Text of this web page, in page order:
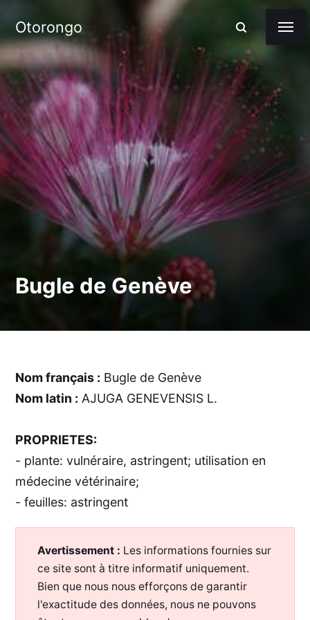
Otorongo
Bugle de Genève
Nom français : Bugle de Genève
Nom latin : AJUGA GENEVENSIS L.
PROPRIETES:
- plante: vulnéraire, astringent; utilisation en
médecine vétérinaire;
- feuilles: astringent
Avertissement : Les informations fournies sur
ce site sont à titre informatif uniquement.
Bien que nous nous efforçons de garantir
l'exactitude des données, nous ne pouvons